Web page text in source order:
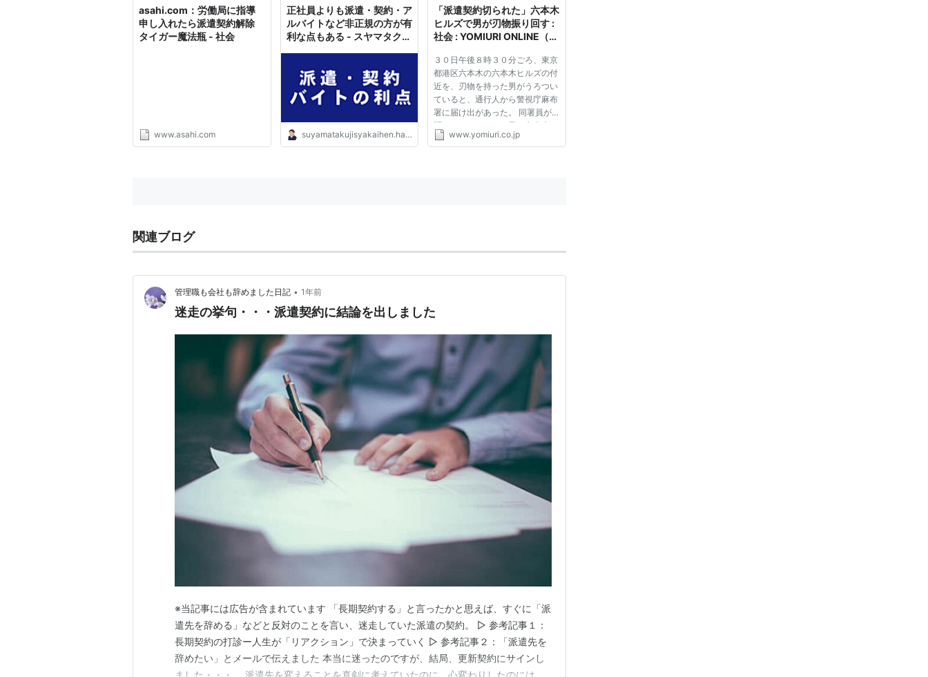
規雇...
asahi.com：労働局に指導
申し入れたら派遣契約解除
タイガー魔法瓶 - 社会
www.asahi.com
正社員よりも派遣・契約・ア
ルバイトなど非正規の方が有
利な点もある - スヤマタクジ
suyamatakujisyakaihen.hatenablog.com
「派遣契約切られた」六本木
ヒルズで男が刃物振り回す :
社会 : YOMIURI ONLINE（読
３０日午後８時３０分ごろ、東京
都港区六本木の六本木ヒルズの付
近を、刃物を持った男がうろつい
ていると、通行人から警視庁麻布
署に届け出があった。 同署員が
駆けつけたところ、男は六本木ヒ
ルズの正面玄関付近で、「刺す
www.yomiuri.co.jp
関連ブログ
管理職も会社も辞めました日記 • 1年前
迷走の挙句・・・派遣契約に結論を出しました
※当記事には広告が含まれています 「長期契約する」と言ったかと思えば、すぐに「派
遣先を辞める」などと反対のことを言い、迷走していた派遣の契約。 ▷ 参考記事１：
長期契約の打診ー人生が「リアクション」で決まっていく ▷ 参考記事２：「派遣先を
辞めたい」とメールで伝えました 本当に迷ったのですが、結局、更新契約にサインし
ました・・・。 派遣先を変えることを真剣に考えていたのに、心変わりしたのには、